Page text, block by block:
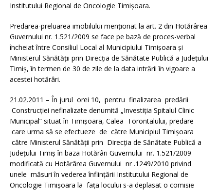
Institutului Regional de Oncologie Timişoara.
Predarea-preluarea imobilului menţionat la art. 2 din Hotărârea
Guvernului nr. 1.521/2009 se face pe bază de proces-verbal
încheiat între Consiliul Local al Municipiului Timişoara şi
Ministerul Sănătăţii prin Direcţia de Sănătate Publică a Judeţului
Timiş, în termen de 30 de zile de la data intrării în vigoare a
acestei hotărâri.
21.02.2011 – În jurul orei 10, pentru finalizarea predării
Construcţiei nefinalizate denumită „Investiţia Spitalul Clinic
Municipal” situat în Timişoara, Calea Torontalului, predare
care urma să se efectueze de către Municipiul Timişoara
către Ministerul Sănătăţii prin Direcţia de Sănătate Publică a
Judeţului Timiş în baza Hotărâri Guvernului nr. 1.521/2009
modificată cu Hotărârea Guvernului nr .1249/2010 privind
unele măsuri în vederea înfiinţării Institutului Regional de
Oncologie Timişoara la faţa locului s-a deplasat o comisie